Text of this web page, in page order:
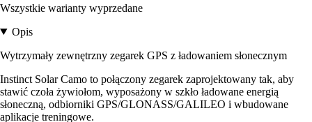
Wszystkie warianty wyprzedane
Opis
Wytrzymały zewnętrzny zegarek GPS z ładowaniem słonecznym
Instinct Solar Camo to połączony zegarek zaprojektowany tak, aby
stawić czoła żywiołom, wyposażony w szkło ładowane energią
słoneczną, odbiorniki GPS/GLONASS/GALILEO i wbudowane
aplikacje treningowe.